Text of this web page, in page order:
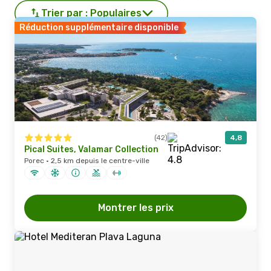
Trier par : Populaires
Réduction supplémentaire disponible
(42) 4,8
Pical Suites, Valamar Collection
Porec · 2,5 km depuis le centre-ville
Montrer les prix